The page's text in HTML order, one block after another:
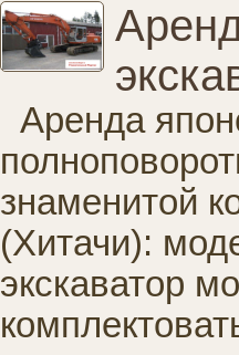
Аренда
знаменитой
(Хитачи):
экскаватор